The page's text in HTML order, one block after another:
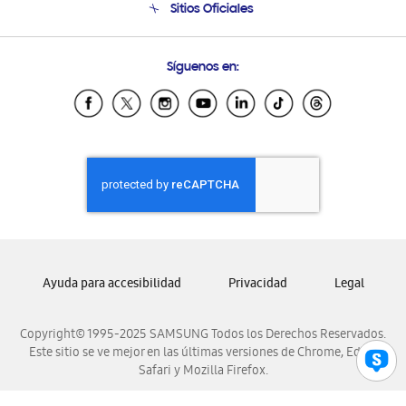
Condiciones de Compra
Soporte vía eMail
Sitios Oficiales
Samsung Ecuador
Samsung El Salvador
Samsung Honduras
Samsung Nicaragua
Samsung Panamá
Samsung Venezuela
Síguenos en:
Copyright© 1995-2025 SAMSUNG Todos los Derechos Reservados.
Este sitio se ve mejor en las últimas versiones de Chrome, Edge,
Safari y Mozilla Firefox.
Ayuda para accesibilidad Privacidad Legal